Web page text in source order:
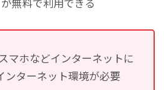
マホなどインターネットに
ンターネット環境が必要